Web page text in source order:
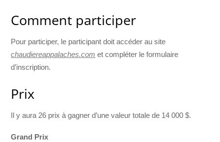
Comment participer
Pour participer, le participant doit accéder au site
chaudiereappalaches.com et compléter le formulaire
d’inscription.
Prix
Il y aura 26 prix à gagner d’une valeur totale de 14 000 $.
Grand Prix